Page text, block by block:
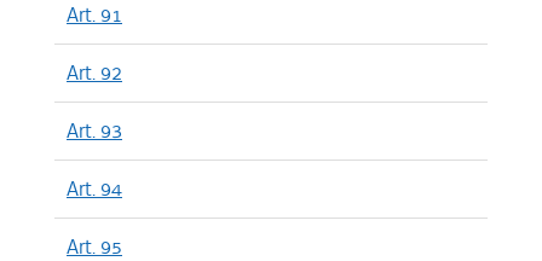
Art. 91
Art. 92
Art. 93
Art. 94
Art. 95